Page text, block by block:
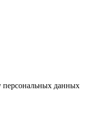
персональных данных